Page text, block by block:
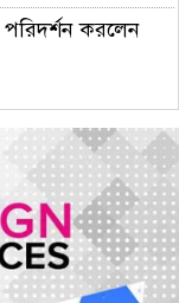
করলেন
মক্কা
চুক্তি সৌদিকে
আরও বাড়ল